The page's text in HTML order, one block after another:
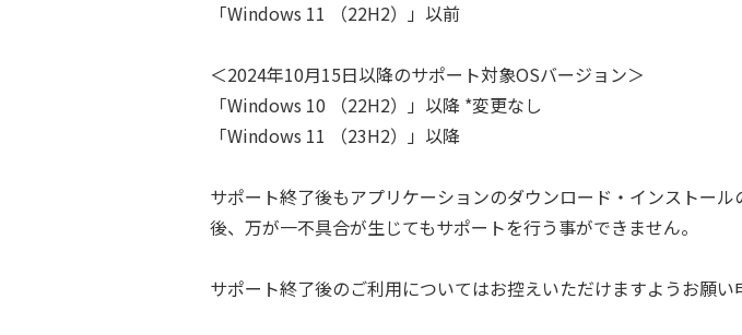
「Windows 11 （22H2）」以前
＜2024年10月15日以降のサポート対象OSバージョン＞
「Windows 10 （22H2）」以降 *変更なし
「Windows 11 （23H2）」以降
サポート終了後もアプリケーションのダウンロード・インストー
後、万が一不具合が生じてもサポートを行う事ができません。
サポート終了後のご利用についてはお控えいただけますようお願い